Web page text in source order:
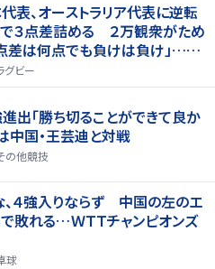
代表、オーストラリア代表に逆転
３点差詰める ２万観衆がため
差は何点でも負けは負け」…前
制トライ、３２ー３５で惜敗
グビー
出「勝ち切ることができて良か
中国・王芸迪と対戦
の他競技
、４強入りならず 中国の左のエ
敗れる…ＷＴＴチャンピオンズ
球